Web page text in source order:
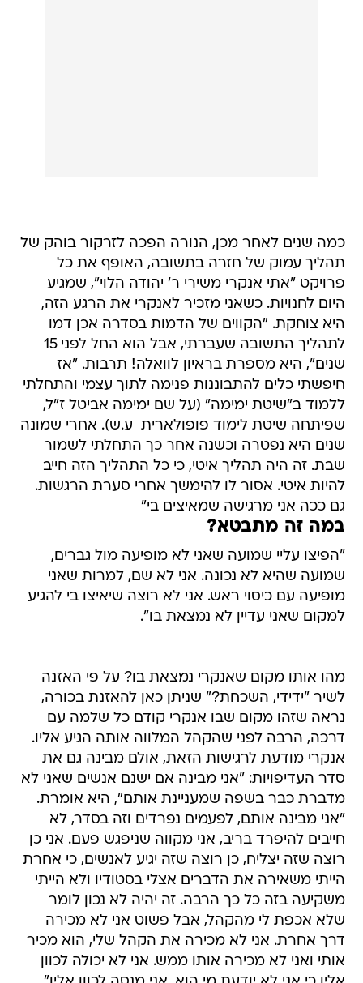
כמה שנים לאחר מכן, הנורה הפכה לזרקור בוהק של
תהליך עמוק של חזרה בתשובה, האופף את כל
פרויקט "אתי אנקרי משירי ר' יהודה הלוי", שמגיע
היום לחנויות. כשאני מזכיר לאנקרי את הרגע הזה,
היא צוחקת. "הקווים של הדמות בסדרה אכן דמו
לתהליך התשובה שעברתי, אבל הוא החל לפני 15
שנים", היא מספרת בראיון לוואלה! תרבות. "אז
חיפשתי כלים להתבוננות פנימה לתוך עצמי והתחלתי
ללמוד ב"שיטת ימימה" (על שם ימימה אביטל ז"ל,
שפיתחה שיטת לימוד פופולארית  ע.ש). אחרי שמונה
שנים היא נפטרה וכשנה אחר כך התחלתי לשמור
שבת. זה היה תהליך איטי, כי כל התהליך הזה חייב
להיות איטי. אסור לו להימשך אחרי סערת הרגשות.
גם ככה אני מרגישה שמאיצים בי"
במה זה מתבטא?
"הפיצו עליי שמועה שאני לא מופיעה מול גברים,
שמועה שהיא לא נכונה. אני לא שם, למרות שאני
מופיעה עם כיסוי ראש. אני לא רוצה שיאיצו בי להגיע
למקום שאני עדיין לא נמצאת בו".
מהו אותו מקום שאנקרי נמצאת בו? על פי האזנה
לשיר "ידידי, השכחת?" שניתן כאן להאזנת בכורה,
נראה שזהו מקום שבו אנקרי קודם כל שלמה עם
דרכה, הרבה לפני שהקהל המלווה אותה הגיע אליו.
אנקרי מודעת לרגישות הזאת, אולם מבינה גם את
סדר העדיפויות: "אני מבינה אם ישנם אנשים שאני לא
מדברת כבר בשפה שמעניינת אותם", היא אומרת.
"אני מבינה אותם, לפעמים נפרדים וזה בסדר, לא
חייבים להיפרד בריב, אני מקווה שניפגש פעם. אני כן
רוצה שזה יצליח, כן רוצה שזה יגיע לאנשים, כי אחרת
הייתי משאירה את הדברים אצלי בסטודיו ולא הייתי
משקיעה בזה כל כך הרבה. זה יהיה לא נכון לומר
שלא אכפת לי מהקהל, אבל פשוט אני לא מכירה
דרך אחרת. אני לא מכירה את הקהל שלי, הוא מכיר
אותי ואני לא מכירה אותו ממש. אני לא יכולה לכוון